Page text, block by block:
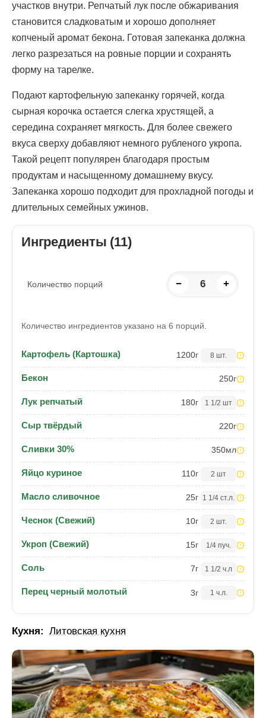
участков внутри. Репчатый лук после обжаривания
становится сладковатым и хорошо дополняет
копченый аромат бекона. Готовая запеканка должна
легко разрезаться на ровные порции и сохранять
форму на тарелке.
Подают картофельную запеканку горячей, когда
сырная корочка остается слегка хрустящей, а
середина сохраняет мягкость. Для более свежего
вкуса сверху добавляют немного рубленого укропа.
Такой рецепт популярен благодаря простым
продуктам и насыщенному домашнему вкусу.
Запеканка хорошо подходит для прохладной погоды и
длительных семейных ужинов.
Ингредиенты (11)
Количество порций − 6 +
Количество ингредиентов указано на 6 порций.
Картофель (Картошка) 1200г 8 шт.
Бекон 250г
Лук репчатый 180г 1 1/2 шт
Сыр твёрдый 220г
Сливки 30% 350мл
Яйцо куриное 110г 2 шт
Масло сливочное 25г 1 1/4 ст.л.
Чеснок (Свежий) 10г 2 шт.
Укроп (Свежий) 15г 1/4 пуч.
Соль 7г 1 1/2 ч.л
Перец черный молотый 3г 1 ч.л.
Кухня: Литовская кухня